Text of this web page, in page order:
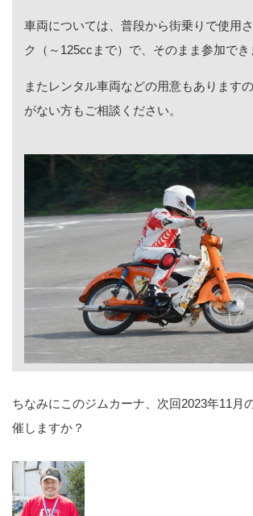
車両については、普段から街乗りで使用
ク（～125ccまで）で、そのまま参加でき
またレンタル車両などの用意もあります
がない方もご相談ください。
ちなみにこのジムカーナ、次回2023年11月
催しますか？